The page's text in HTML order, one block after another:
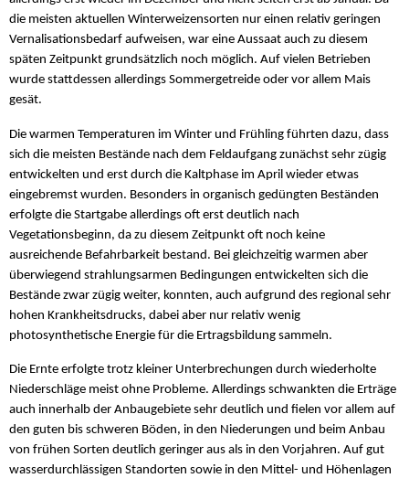
die meisten aktuellen Winterweizensorten nur einen relativ geringen
Vernalisationsbedarf aufweisen, war eine Aussaat auch zu diesem
späten Zeitpunkt grundsätzlich noch möglich. Auf vielen Betrieben
wurde stattdessen allerdings Sommergetreide oder vor allem Mais
gesät.
Die warmen Temperaturen im Winter und Frühling führten dazu, dass
sich die meisten Bestände nach dem Feldaufgang zunächst sehr zügig
entwickelten und erst durch die Kaltphase im April wieder etwas
eingebremst wurden. Besonders in organisch gedüngten Beständen
erfolgte die Startgabe allerdings oft erst deutlich nach
Vegetationsbeginn, da zu diesem Zeitpunkt oft noch keine
ausreichende Befahrbarkeit bestand. Bei gleichzeitig warmen aber
überwiegend strahlungsarmen Bedingungen entwickelten sich die
Bestände zwar zügig weiter, konnten, auch aufgrund des regional sehr
hohen Krankheitsdrucks, dabei aber nur relativ wenig
photosynthetische Energie für die Ertragsbildung sammeln.
Die Ernte erfolgte trotz kleiner Unterbrechungen durch wiederholte
Niederschläge meist ohne Probleme. Allerdings schwankten die Erträge
auch innerhalb der Anbaugebiete sehr deutlich und fielen vor allem auf
den guten bis schweren Böden, in den Niederungen und beim Anbau
von frühen Sorten deutlich geringer aus als in den Vorjahren. Auf gut
wasserdurchlässigen Standorten sowie in den Mittel- und Höhenlagen